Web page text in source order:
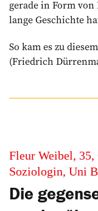
gerade in Form
lange Geschichte
So kam es zu
(Friedrich
Fleur Weibel, 35,
Soziologin, Uni
Die